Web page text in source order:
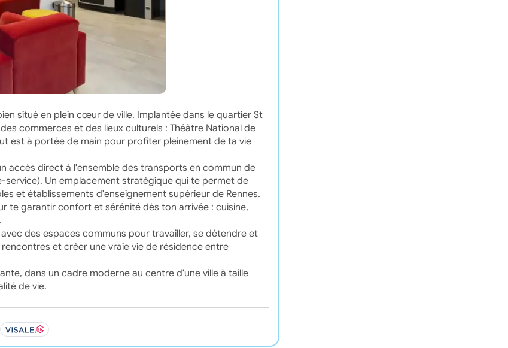
situé en plein cœur de ville. Implantée dans le quartier St
commerces et des lieux culturels : Théâtre National de
est à portée de main pour profiter pleinement de ta vie
accès direct à l'ensemble des transports en commun de
Un emplacement stratégique qui te permet de
et établissements d'enseignement supérieur de Rennes.
te garantir confort et sérénité dès ton arrivée : cuisine,
des espaces communs pour travailler, se détendre et
et créer une vraie vie de résidence entre
dans un cadre moderne au centre d'une ville à taille
de vie.